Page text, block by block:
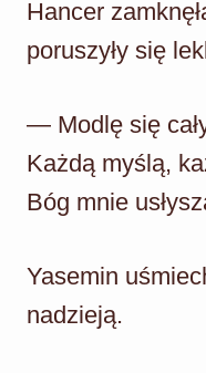
Hancer
poruszyły się
— Modlę się
Każdą myślą,
Bóg mnie
Yasemin
nadzieją.